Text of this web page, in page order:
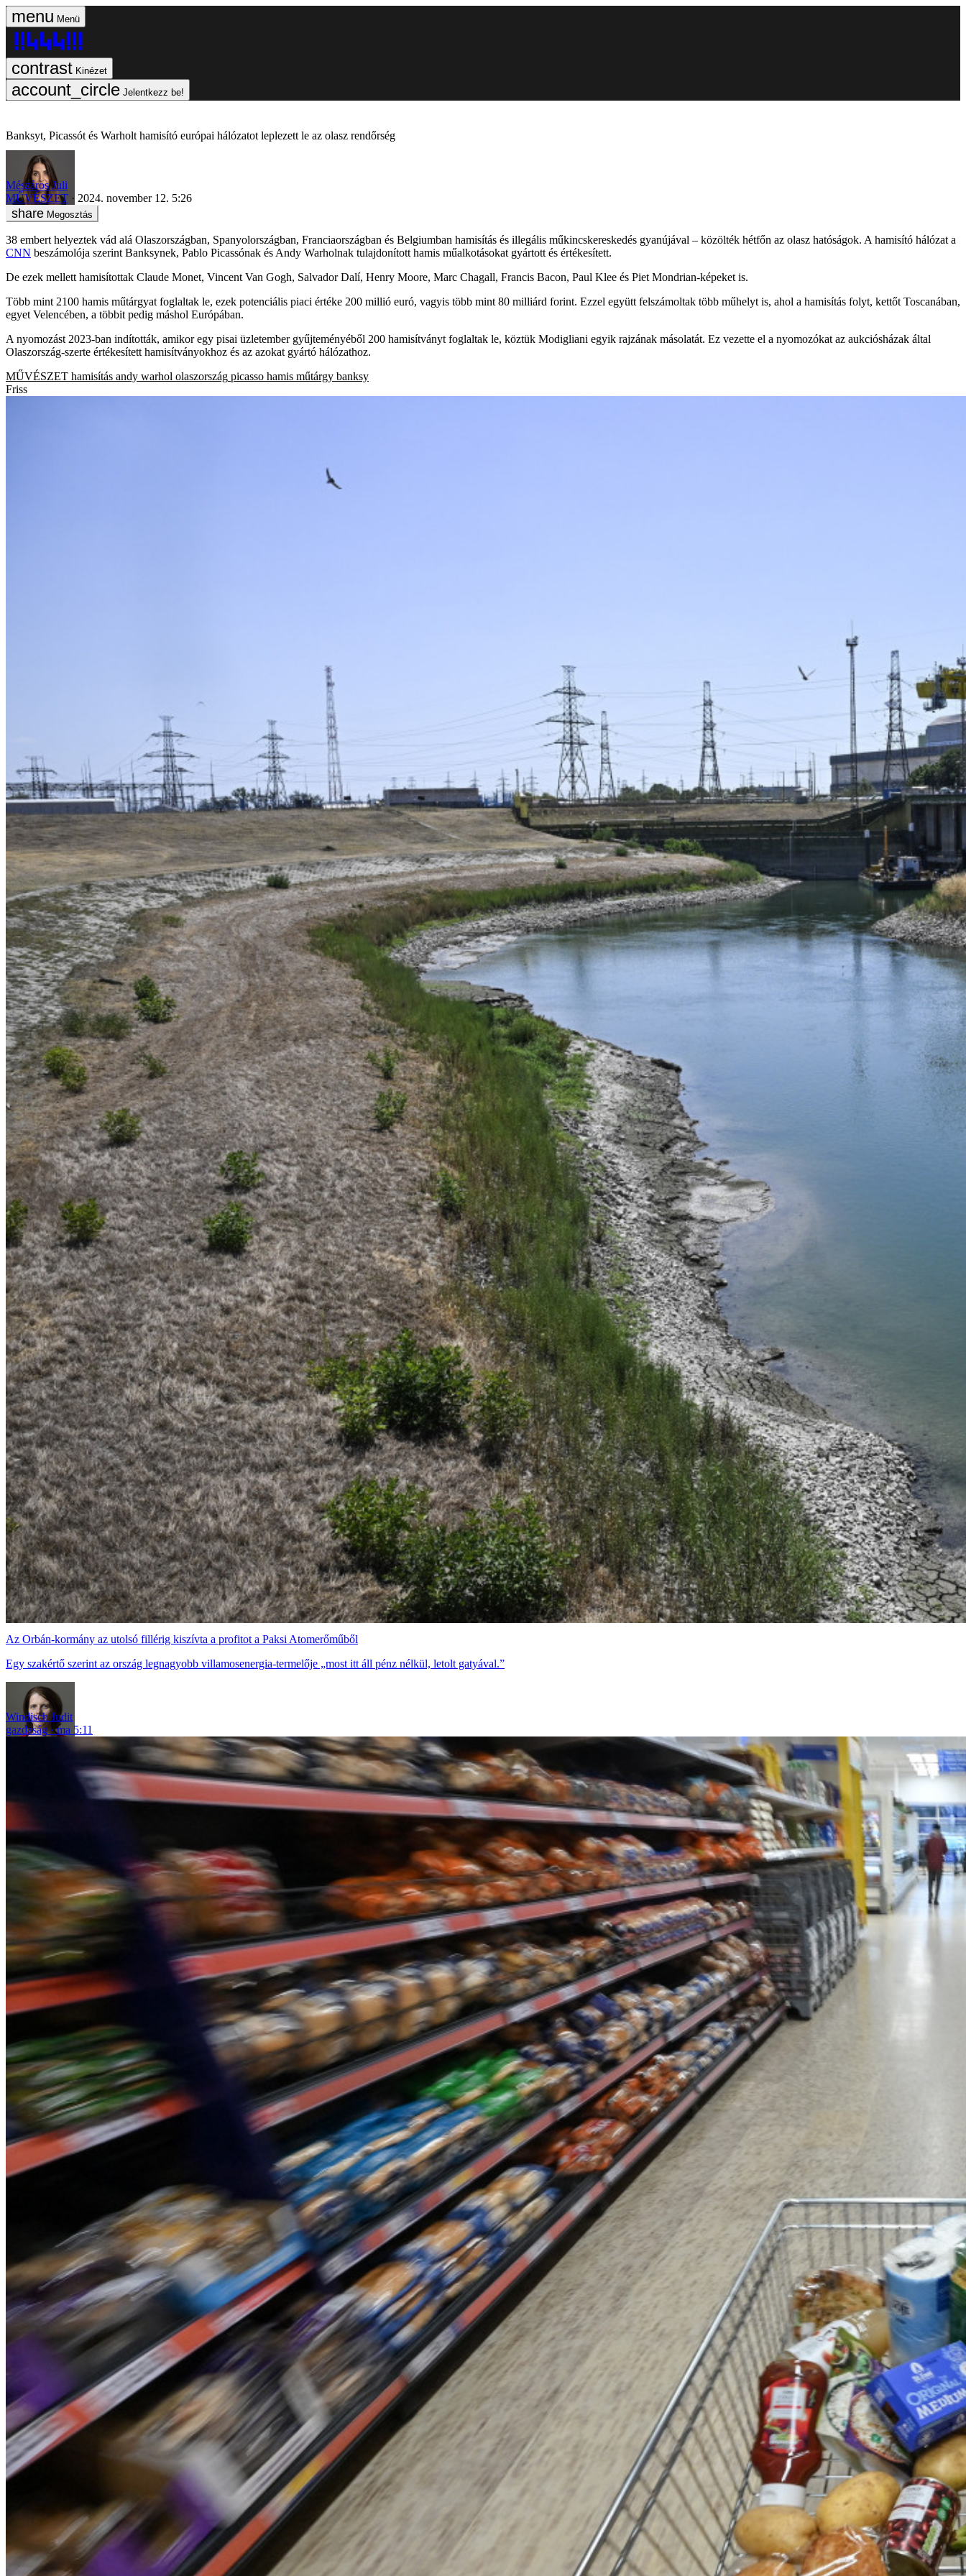
Menü
Kinézet
Jelentkezz be!
Banksyt, Picassót és Warholt hamisító európai hálózatot leplezett le az olasz rendőrség
Mészáros Juli
MŰVÉSZET
2024. november 12. 5:26
Megosztás
38 embert helyeztek vád alá Olaszországban, Spanyolországban, Franciaországban és Belgiumban hamisítás és illegális műkincskereskedés gyanújával – közölték hétfőn az olasz hatóságok. A hamisító hálózat a
CNN beszámolója szerint Banksynek, Pablo Picassónak és Andy Warholnak tulajdonított hamis műalkotásokat gyártott és értékesített.
De ezek mellett hamisítottak Claude Monet, Vincent Van Gogh, Salvador Dalí, Henry Moore, Marc Chagall, Francis Bacon, Paul Klee és Piet Mondrian-képeket is.
Több mint 2100 hamis műtárgyat foglaltak le, ezek potenciális piaci értéke 200 millió euró, vagyis több mint 80 milliárd forint. Ezzel együtt felszámoltak több műhelyt is, ahol a hamisítás folyt, kettőt Toscanában,
egyet Velencében, a többit pedig máshol Európában.
A nyomozást 2023-ban indították, amikor egy pisai üzletember gyűjteményéből 200 hamisítványt foglaltak le, köztük Modigliani egyik rajzának másolatát. Ez vezette el a nyomozókat az aukciósházak által
Olaszország-szerte értékesített hamisítványokhoz és az azokat gyártó hálózathoz.
MŰVÉSZET hamisítás andy warhol olaszország picasso hamis műtárgy banksy
Friss
Az Orbán-kormány az utolsó fillérig kiszívta a profitot a Paksi Atomerőműből
Egy szakértő szerint az ország legnagyobb villamosenergia-termelője „most itt áll pénz nélkül, letolt gatyával.”
Windisch Judit
gazdaság
ma 5:11